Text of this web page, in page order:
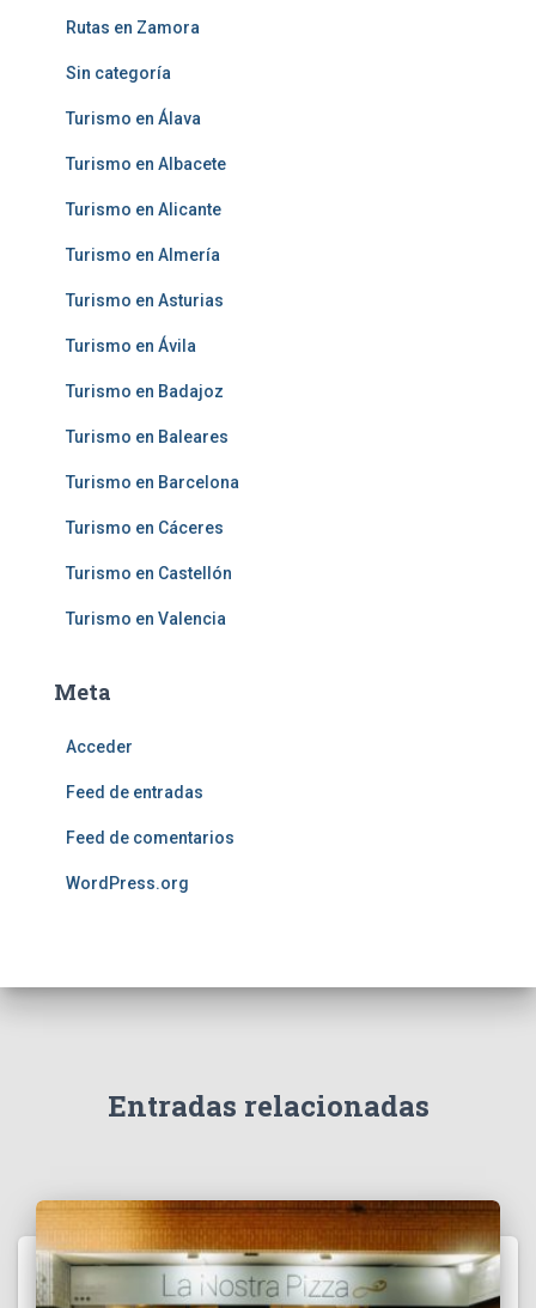
Rutas en Zamora
Sin categoría
Turismo en Álava
Turismo en Albacete
Turismo en Alicante
Turismo en Almería
Turismo en Asturias
Turismo en Ávila
Turismo en Badajoz
Turismo en Baleares
Turismo en Barcelona
Turismo en Cáceres
Turismo en Castellón
Turismo en Valencia
Meta
Acceder
Feed de entradas
Feed de comentarios
WordPress.org
Entradas relacionadas